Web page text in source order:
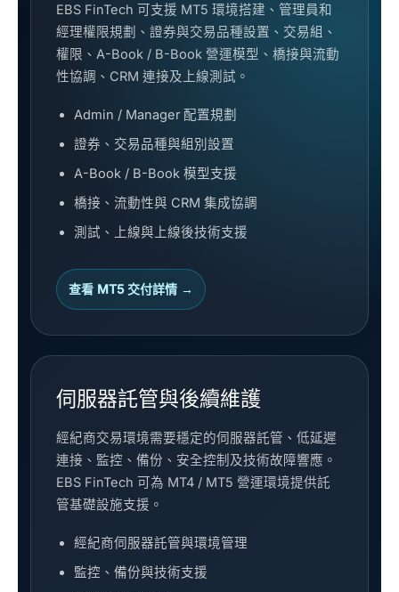
EBS FinTech 可支援 MT5 環境搭建、管理員和
經理權限規劃、證券與交易品種設置、交易組、
權限、A-Book / B-Book 營運模型、橋接與流動
性協調、CRM 連接及上線測試。
Admin / Manager 配置規劃
證券、交易品種與組別設置
A-Book / B-Book 模型支援
橋接、流動性與 CRM 集成協調
測試、上線與上線後技術支援
查看 MT5 交付詳情 →
伺服器託管與後續維護
經紀商交易環境需要穩定的伺服器託管、低延遲
連接、監控、備份、安全控制及技術故障響應。
EBS FinTech 可為 MT4 / MT5 營運環境提供託
管基礎設施支援。
經紀商伺服器託管與環境管理
監控、備份與技術支援